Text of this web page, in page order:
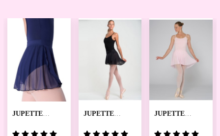
JUPETTE
CAPEZIO
JUPETTE
TEMPS DANSE
JUPETTE
DANSE